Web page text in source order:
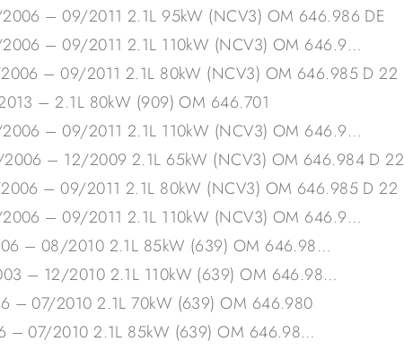
2006 – 09/2011 2.1L 95kW (NCV3) OM 646.986 DE
2006 – 09/2011 2.1L 110kW (NCV3) OM 646.9…
2006 – 09/2011 2.1L 80kW (NCV3) OM 646.985 D 22
– 2.1L 80kW (909) OM 646.701
2006 – 09/2011 2.1L 110kW (NCV3) OM 646.9…
2006 – 12/2009 2.1L 65kW (NCV3) OM 646.984 D 22
2006 – 09/2011 2.1L 80kW (NCV3) OM 646.985 D 22
2006 – 09/2011 2.1L 110kW (NCV3) OM 646.9…
– 08/2010 2.1L 85kW (639) OM 646.98…
– 12/2010 2.1L 110kW (639) OM 646.98…
– 07/2010 2.1L 70kW (639) OM 646.980
– 07/2010 2.1L 85kW (639) OM 646.98…